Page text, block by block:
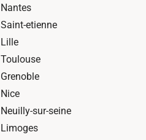
Nantes
Saint-etienne
Lille
Toulouse
Grenoble
Nice
Neuilly-sur-seine
Limoges